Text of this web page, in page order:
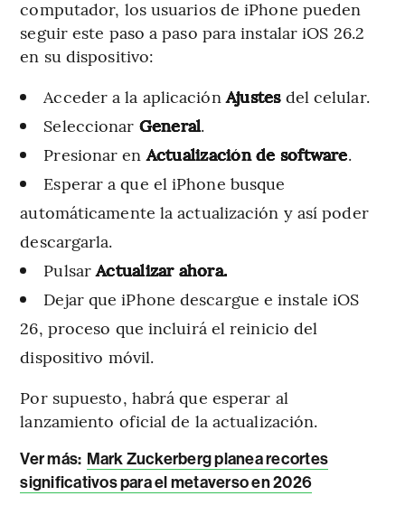
computador, los usuarios de iPhone pueden
seguir este paso a paso para instalar iOS 26.2
en su dispositivo:
Acceder a la aplicaciónAjustesdel celular.
Seleccionar General.
Presionar enActualización de software.
Esperar a que el iPhone busque
automáticamente la actualización y así poder
descargarla.
PulsarActualizar ahora.
Dejar que iPhone descargue e instale iOS
26, proceso que incluirá el reinicio del
dispositivo móvil.
Por supuesto, habrá que esperar al
lanzamiento oficial de la actualización.
Ver más: Mark Zuckerberg planea recortes
significativos para el metaverso en 2026